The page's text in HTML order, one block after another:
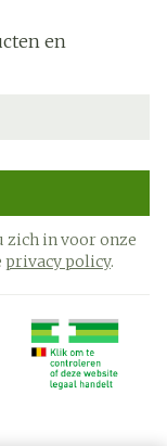
en
in voor onze
privacy policy.